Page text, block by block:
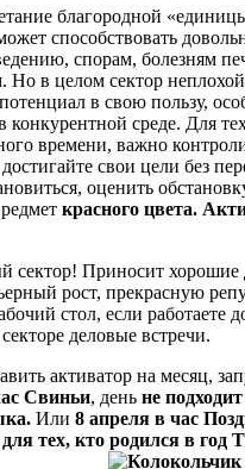
благородной
способствовать
спорам, болезням
Но в целом сектор
в свою пользу,
конкурентной среде. Для
времени, важно
свои цели без
оценить
красного цвета.
сектор! Приносит хорошие
рост, прекрасную
стол, если работаете
деловые встречи.
активатор на месяц,
Свиньи, день не
Или 8 апреля в час
тех, кто родился в год